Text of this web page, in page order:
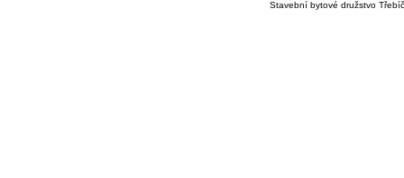
Stavební bytové družstvo